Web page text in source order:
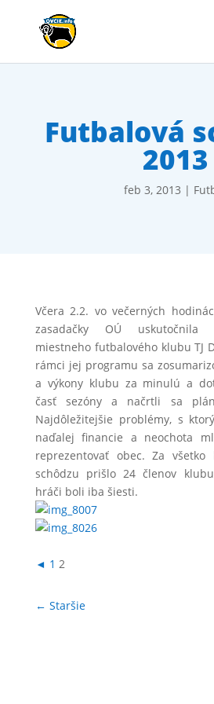
Futbalová
2013
feb 3, 2013 |
Včera 2.2. vo večerných
zasadačky OÚ uskutočnila
miestneho futbalového klubu TJ
rámci jej programu sa
a výkony klubu za minulú a
časť sezóny a načrtli sa
Najdôležitejšie problémy, s
naďalej financie a neochota
reprezentovať obec. Za
schôdzu prišlo 24 členov
hráči boli iba šiesti.
◄ 1 2
← Staršie